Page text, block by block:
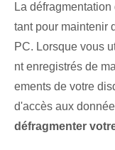
La
tant pour maintenir
PC. Lorsque vous
nt enregistrés de
ements de votre
d'accès aux
défragmenter